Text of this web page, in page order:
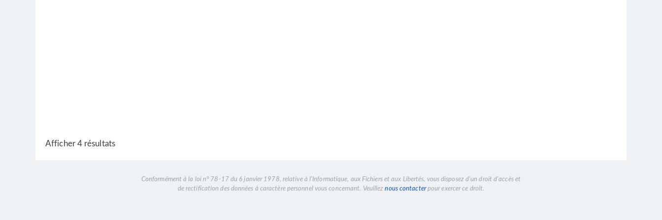
Afficher 4 résultats
Conformément à la loi n° 78-17 du 6 janvier 1978, relative à l'Informatique, aux Fichiers et aux Libertés, vous disposez d'un droit d'accès et
de rectification des données à caractère personnel vous concernant. Veuilleznous contacterpour exercer ce droit.